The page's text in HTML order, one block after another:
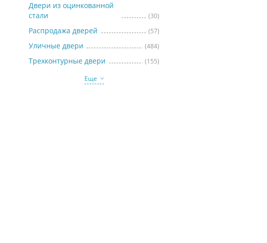
Двери из оцинкованной
стали
(30)
Распродажа дверей (57)
Уличные двери (484)
Трехконтурные двери
(155)
Еще